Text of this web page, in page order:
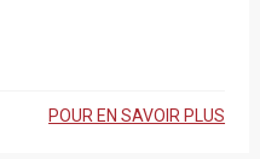
POUR EN SAVOIR PLUS